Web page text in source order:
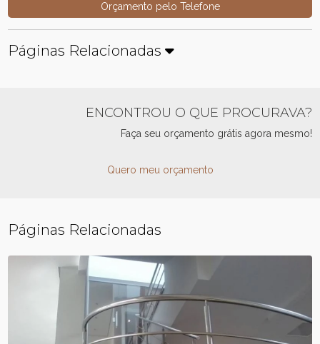
Orçamento pelo Telefone
Páginas Relacionadas
ENCONTROU O QUE PROCURAVA?
Faça seu orçamento grátis agora mesmo!
Quero meu orçamento
Páginas Relacionadas